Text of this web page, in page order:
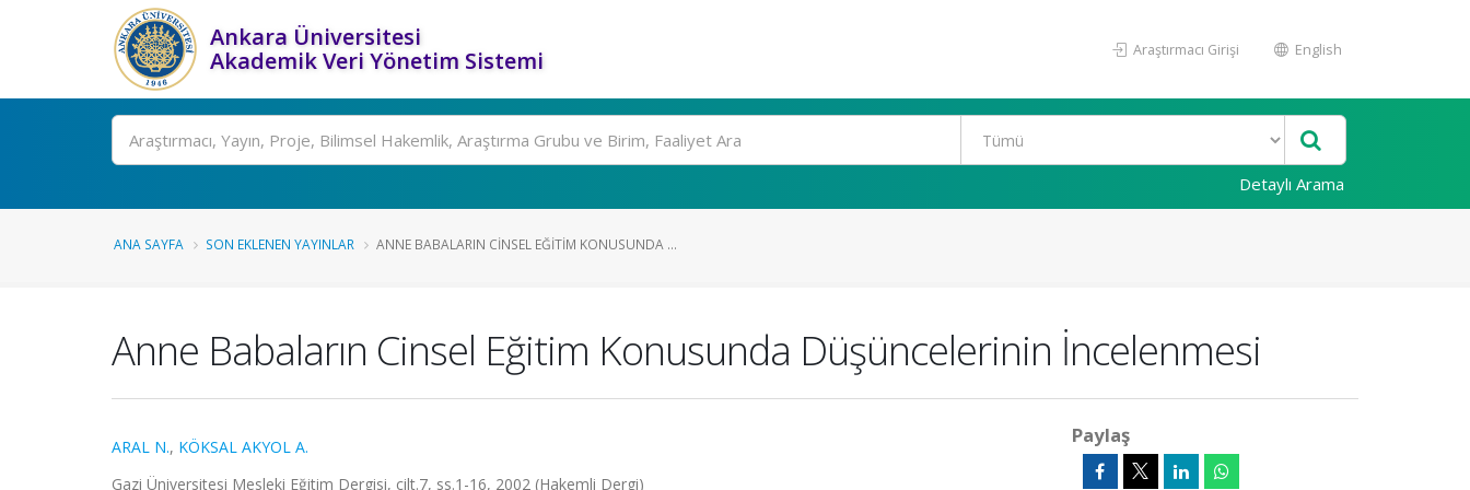
Ankara Üniversitesi
Akademik Veri Yönetim Sistemi
Araştırmacı Girişi English
Ara
Detaylı Arama
ANA SAYFA SON EKLENEN YAYINLAR ANNE BABALARIN CINSEL EĞITIM KONUSUNDA ...
Anne Babaların Cinsel Eğitim Konusunda Düşüncelerinin İncelenmesi
ARAL N., KÖKSAL AKYOL A.
Gazi Üniversitesi Mesleki Eğitim Dergisi, cilt.7, ss.1-16, 2002 (Hakemli Dergi)
Paylaş